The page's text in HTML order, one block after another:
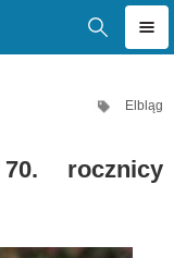
Elbląg
rocznicy